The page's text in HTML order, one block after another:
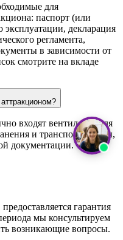
для
паспорт (или
эксплуатации, декларация
регламента,
в зависимости от
смотрите на вкладе
входят вентилятор для
и транспортировки,
документации. Точный
гарантия
мы консультируем
возникающие вопросы.